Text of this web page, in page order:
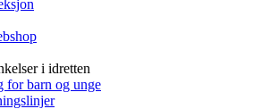
i idretten
for barn og unge